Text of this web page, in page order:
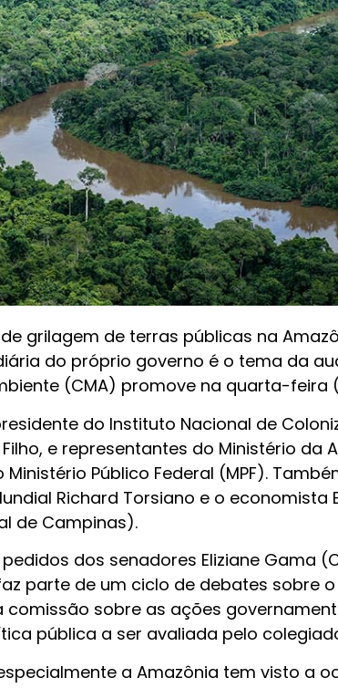
grilagem de terras públicas na
do próprio governo é o tema da
(CMA) promove na quarta-feira
do Instituto Nacional de
e representantes do Ministério da
Ministério Público Federal (MPF).
Richard Torsiano e o economista
de Campinas).
dos senadores Eliziane Gama
parte de um ciclo de debates sobre
comissão sobre as ações
pública a ser avaliada pelo
a Amazônia tem visto a